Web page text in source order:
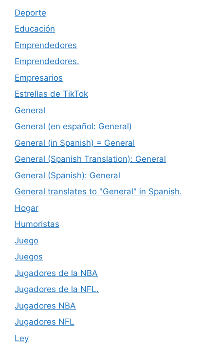
Deporte
Educación
Emprendedores
Emprendedores.
Empresarios
Estrellas de TikTok
General
General (en español: General)
General (in Spanish) = General
General (Spanish Translation): General
General (Spanish): General
General translates to "General" in Spanish.
Hogar
Humoristas
Juego
Juegos
Jugadores de la NBA
Jugadores de la NFL.
Jugadores NBA
Jugadores NFL
Ley